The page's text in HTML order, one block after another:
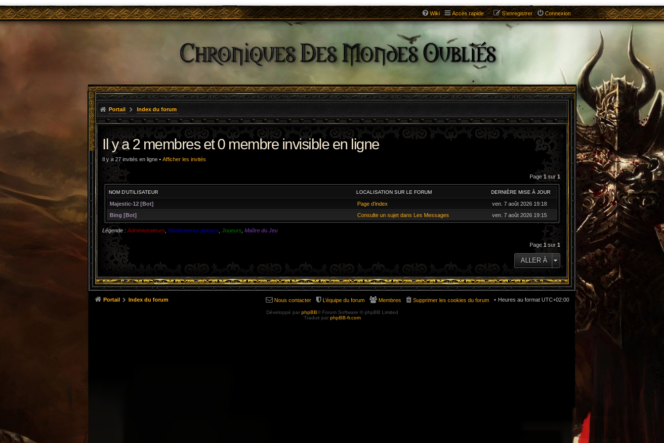
Wiki Accès rapide Connexion
S’enregistrer
Portail Index du forum
Il y a 2 membres et 0 membre invisible en ligne
Il y a 27 invités en ligne • Afficher les invités
Page1sur 1
NOM D’UTILISATEUR LOCALISATION SUR LE FORUM DERNIÈRE MISE À JOUR
Majestic-12 [Bot] Page d’index
ven. 7 août 2026 19:18
Bing [Bot]
Consulte un sujet dans Les Messages ven. 7 août 2026 19:15
Légende : Administrateurs Modérateurs globaux Joueurs Maître du Jeu
Page 1 sur 1
ALLER À
Portail Index du forum Heures au format UTC+02:00
Supprimer les cookies du forum
Membres
L’équipe du forum
Nous contacter
Développé par phpBB® Forum Software © phpBB Limited
Traduit par phpBB-fr.com